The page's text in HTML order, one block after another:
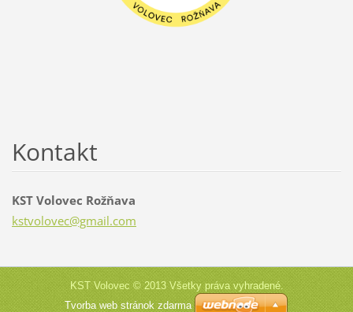
Kontakt
KST Volovec Rožňava
kstvolovec@gmail.com
KST Volovec © 2013 Všetky práva vyhradené.
Tvorba web stránok zdarma